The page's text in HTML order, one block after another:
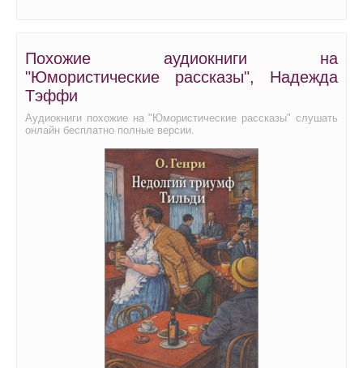
Похожие аудиокниги на
"Юмористические рассказы", Надежда
Тэффи
Аудиокниги похожие на "Юмористические рассказы" слушать
онлайн бесплатно полные версии.